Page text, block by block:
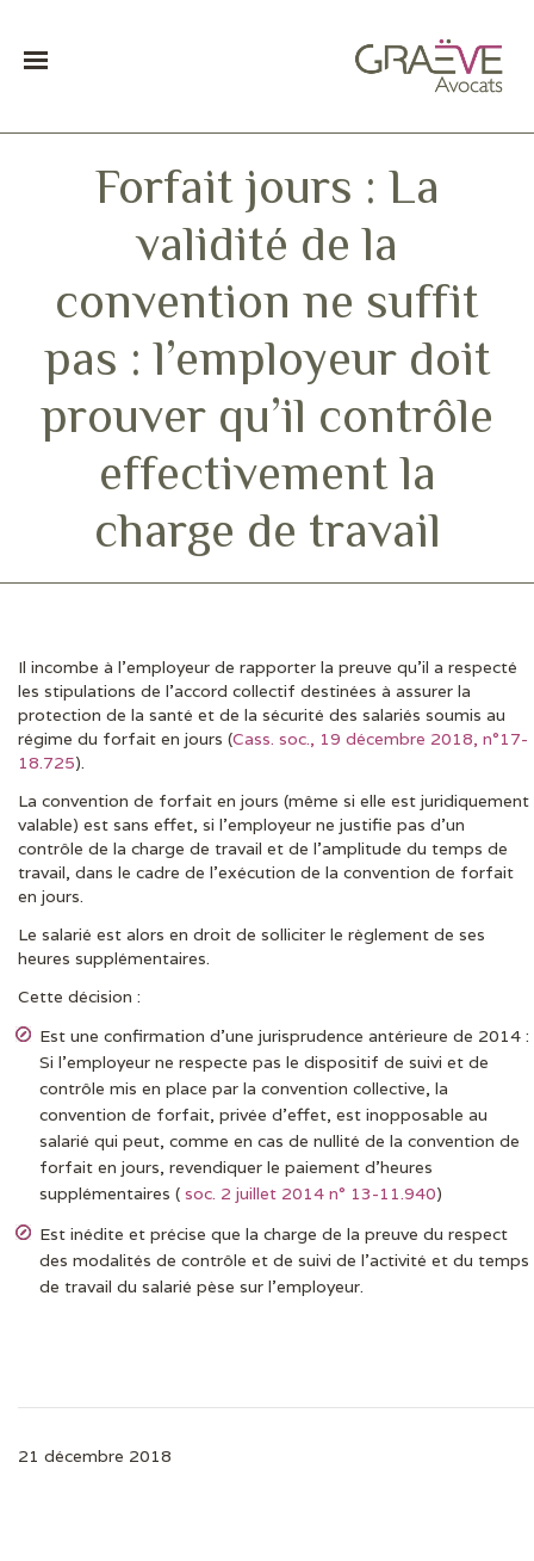
Forfait jours : La
validité de la
convention ne suffit
pas : l’employeur doit
prouver qu’il contrôle
effectivement la
charge de travail
Il incombe à l’employeur de rapporter la preuve qu’il a respecté
les stipulations de l’accord collectif destinées à assurer la
protection de la santé et de la sécurité des salariés soumis au
régime du forfait en jours (Cass. soc., 19 décembre 2018, n°17-
18.725).
La convention de forfait en jours (même si elle est juridiquement
valable) est sans effet, si l’employeur ne justifie pas d’un
contrôle de la charge de travail et de l’amplitude du temps de
travail, dans le cadre de l’exécution de la convention de forfait
en jours.
Le salarié est alors en droit de solliciter le règlement de ses
heures supplémentaires.
Cette décision :
Est une confirmation d’une jurisprudence antérieure de 2014 :
Si l’employeur ne respecte pas le dispositif de suivi et de
contrôle mis en place par la convention collective, la
convention de forfait, privée d’effet, est inopposable au
salarié qui peut, comme en cas de nullité de la convention de
forfait en jours, revendiquer le paiement d’heures
supplémentaires ( soc. 2 juillet 2014 n° 13-11.940)
Est inédite et précise que la charge de la preuve du respect
des modalités de contrôle et de suivi de l’activité et du temps
de travail du salarié pèse sur l’employeur.
21 décembre 2018
DERNIÈRES ACTUS